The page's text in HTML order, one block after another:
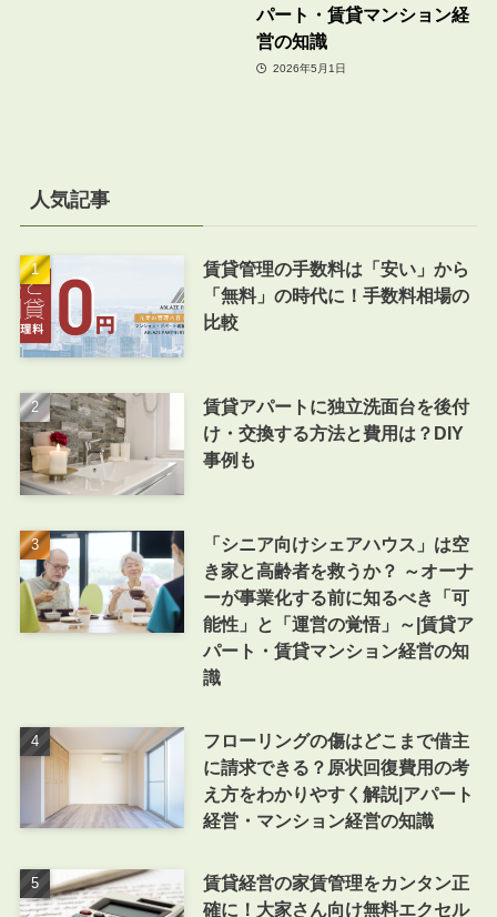
パート・賃貸マンション経
営の知識
2026年5月1日
人気記事
賃貸管理の手数料は「安い」から
「無料」の時代に！手数料相場の
比較
賃貸アパートに独立洗面台を後付
け・交換する方法と費用は？DIY
事例も
「シニア向けシェアハウス」は空
き家と高齢者を救うか？ ～オーナ
ーが事業化する前に知るべき「可
能性」と「運営の覚悟」～|賃貸ア
パート・賃貸マンション経営の知
識
フローリングの傷はどこまで借主
に請求できる？原状回復費用の考
え方をわかりやすく解説|アパート
経営・マンション経営の知識
賃貸経営の家賃管理をカンタン正
確に！大家さん向け無料エクセル